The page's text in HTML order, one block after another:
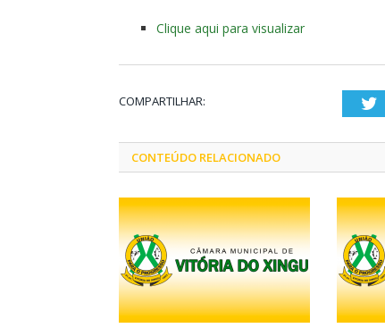
Clique aqui para visualizar
COMPARTILHAR:
CONTEÚDO RELACIONADO